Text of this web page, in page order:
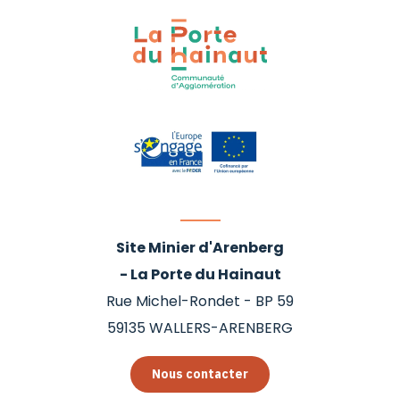
Site Minier d'Arenberg
- La Porte du Hainaut
Rue Michel-Rondet - BP 59
59135WALLERS-ARENBERG
Nous contacter